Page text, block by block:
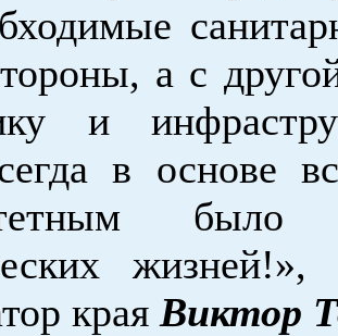
а с
и
в основе
было
края Виктор